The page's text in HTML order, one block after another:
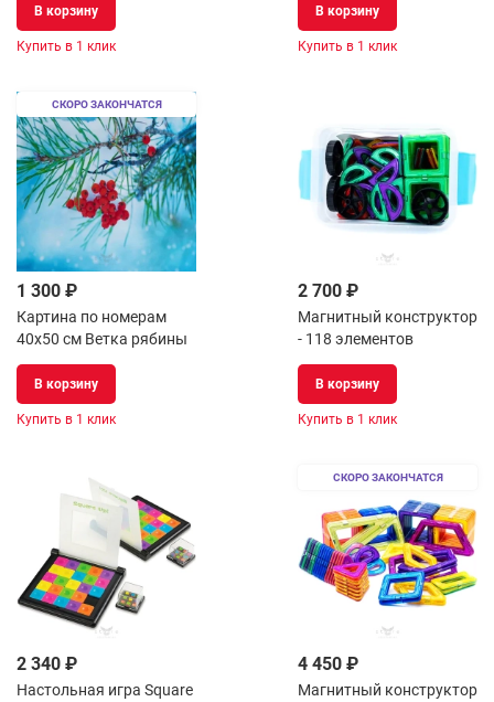
В корзину
Купить в 1 клик
В корзину
Купить в 1 клик
СКОРО ЗАКОНЧАТСЯ
1 300 ₽
Картина по номерам
40х50 см Ветка рябины
В корзину
Купить в 1 клик
2 700 ₽
Магнитный конструктор
- 118 элементов
В корзину
Купить в 1 клик
2 340 ₽
Настольная игра Square
СКОРО ЗАКОНЧАТСЯ
4 450 ₽
Магнитный конструктор